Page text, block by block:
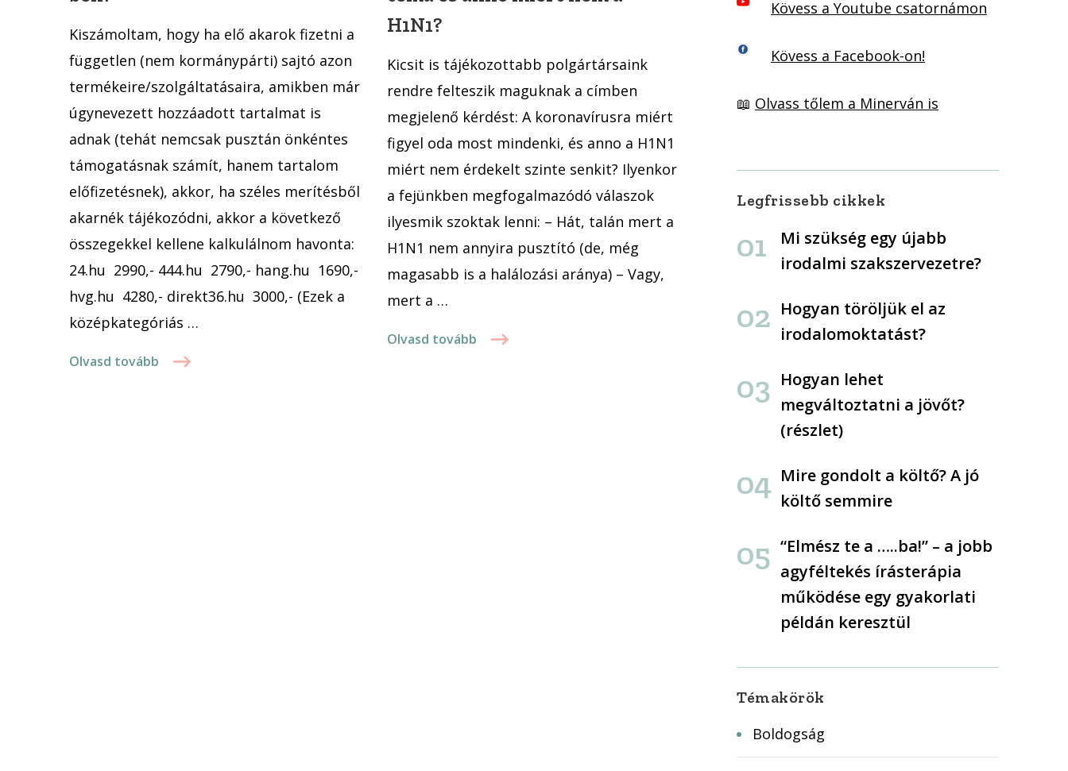
Kiszámoltam, hogy ha elő akarok fizetni a
független (nem kormánypárti) sajtó azon
termékeire/szolgáltatásaira, amikben már
úgynevezett hozzáadott tartalmat is
adnak (tehát nemcsak pusztán önkéntes
támogatásnak számít, hanem tartalom
előfizetésnek), akkor, ha széles merítésből
akarnék tájékozódni, akkor a következő
összegekkel kellene kalkulálnom havonta:
24.hu 2990,- 444.hu 2790,- hang.hu 1690,-
hvg.hu 4280,- direkt36.hu 3000,- (Ezek a
középkategóriás …
Olvasd tovább
anno
miért
a
H1N1?
H1N1?
Kicsit is tájékozottabb polgártársaink
rendre felteszik maguknak a címben
megjelenő kérdést: A koronavírusra miért
figyel oda most mindenki, és anno a H1N1
miért nem érdekelt szinte senkit? Ilyenkor
a fejünkben megfogalmazódó válaszok
ilyesmik szoktak lenni: – Hát, talán mert a
H1N1 nem annyira pusztító (de, még
magasabb is a halálozási aránya) – Vagy,
mert a …
Olvasd tovább
Kövess a Youtube csatornámon
Kövess a Facebook-on!
📖 Olvass tőlem a Minerván is
Legfrissebb cikkek
Mi szükség egy újabb
irodalmi szakszervezetre?
Hogyan töröljük el az
irodalomoktatást?
Hogyan lehet
megváltoztatni a jövőt?
(részlet)
Mire gondolt a költő? A jó
költő semmire
“Elmész te a …..ba!” – a jobb
agyféltekés írásterápia
működése egy gyakorlati
példán keresztül
Témakörök
Boldogság